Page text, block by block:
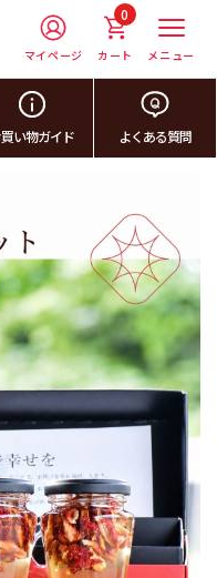
マイページ カート
0
メニュー
い物ガイド よくある質問